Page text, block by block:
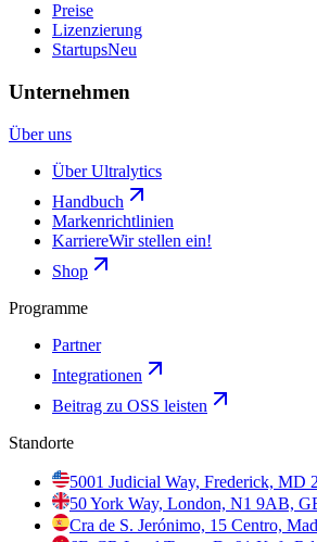
Preise
Lizenzierung
StartupsNeu
Unternehmen
Über uns
Über Ultralytics
Handbuch
Markenrichtlinien
KarriereWir stellen ein!
Shop
Programme
Partner
Integrationen
Beitrag zu OSS leisten
Standorte
5001 Judicial Way, Frederick, MD
50 York Way, London, N1 9AB,
Cra de S. Jerónimo, 15 Centro,